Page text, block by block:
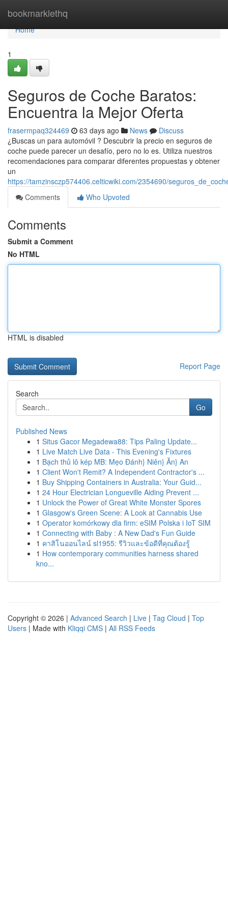
bookmarklethq
Home
Home
1
Seguros de Coche Baratos:
Encuentra la Mejor Oferta
frasermpaq324469 63 days ago News
Discuss
¿Buscas un para automóvil ? Descubrir la precio en seguros de
coche puede parecer un desafío, pero no lo es. Utiliza nuestros
recomendaciones para comparar diferentes propuestas y obtener
un
https://tamzinsczp574406.celticwiki.com/2354690/
Comments
Who Upvoted
Comments
Submit a Comment
No HTML
HTML is disabled
Report Page
Search
Go
Published News
1 Situs Gacor Megadewa88: Tips Paling Update...
1 Live Match Live Data - This Evening's Fixtures
1 Bạch thủ lô kép MB: Mẹo Đánh} Niên} Ăn} An
1 Client Won't Remit? A Independent Contractor's ...
1 Buy Shipping Containers in Australia: Your Guid...
1 24 Hour Electrician Longueville Aiding Prevent ...
1 Unlock the Power of Great White Monster Spores
1 Glasgow's Green Scene: A Look at Cannabis Use
1 Operator komórkowy dla firm: eSIM Polska i IoT SIM
1 Connecting with Baby : A New Dad's Fun Guide
1 คาสิโนออนไลน์ sl1955: รีวิวและข้อดีที่คุณต้องรู้
1 How contemporary communities harness shared
kno...
Copyright © 2026 | Advanced Search | Live | Tag Cloud | Top
Users | Made with Kliqqi CMS | All RSS Feeds